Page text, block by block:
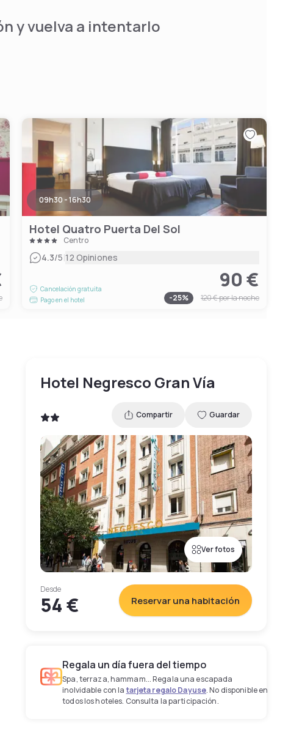
y vuelva a intentarlo
09h30 - 16h30
Hotel Quatro Puerta Del Sol
Centro
4.3/5|12 Opiniones
Cancelación gratuita
Pago en el hotel
90 €
-25% 120 €por la noche
Hotel Negresco Gran Vía
Compartir Guardar
Ver fotos
Desde
54 € Reservar una habitación
Regala un día fuera del tiempo
Spa, terraza, hammam... Regala una escapada
inolvidable con latarjeta regalo Dayuse. No disponible en
todos los hoteles. Consulta la participación.